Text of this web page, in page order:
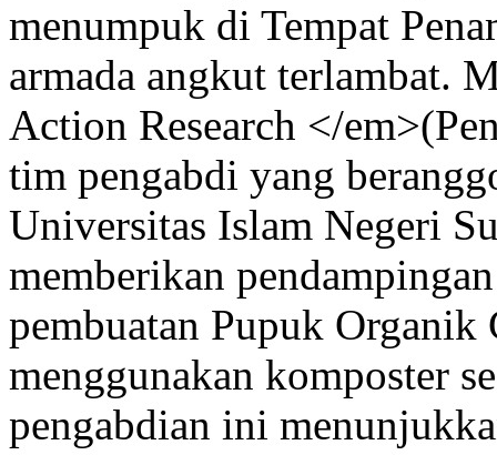
menumpuk di Tempat
armada angkut terlambat.
Action Research </
tim pengabdi yang
Universitas Islam Negeri
memberikan
pembuatan Pupuk Organik
menggunakan komposter
pengabdian ini